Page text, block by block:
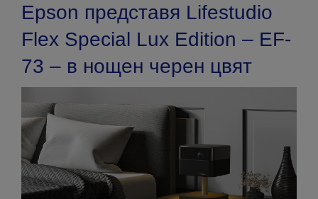
Събития
Search
Epson представя Lifestudio
Flex Special Lux Edition – EF-
73 – в нощен черен цвят